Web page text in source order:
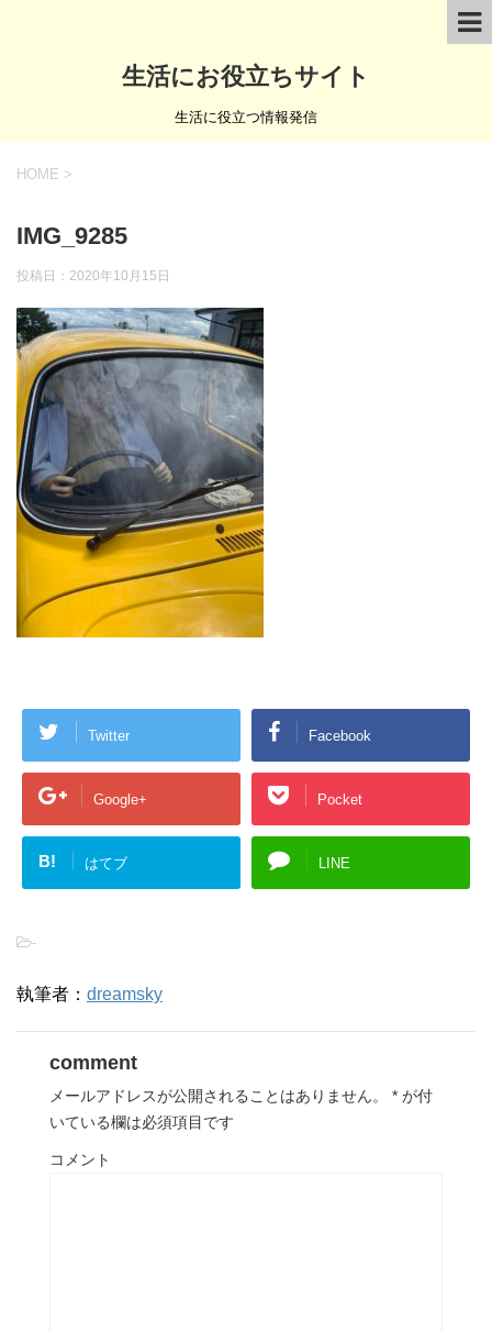
生活にお役立ちサイト
生活に役立つ情報発信
HOME >
IMG_9285
投稿日： 2020年10月15日
Twitter Facebook
Google+ Pocket
B! はてブ LINE
-
執筆者： dreamsky
comment
メールアドレスが公開されることはありません。 * が付
いている欄は必須項目です
コメント